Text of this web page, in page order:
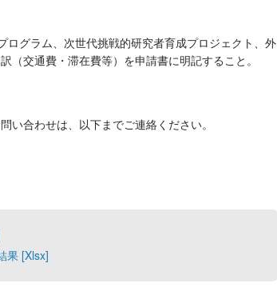
グラム、次世代挑戦的研究者育成プロジェクト、外
交通費・滞在費等）を申請書に明記すること。
い合わせは、以下までご連絡ください。
果 [Xlsx]